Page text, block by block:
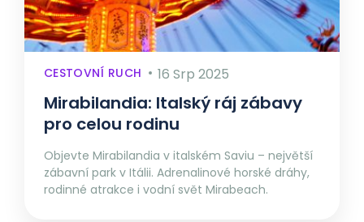
CESTOVNÍ RUCH 16 Srp 2025
Mirabilandia: Italský ráj zábavy
pro celou rodinu
Objevte Mirabilandia v italském Saviu – největší
zábavní park v Itálii. Adrenalinové horské dráhy,
rodinné atrakce i vodní svět Mirabeach.